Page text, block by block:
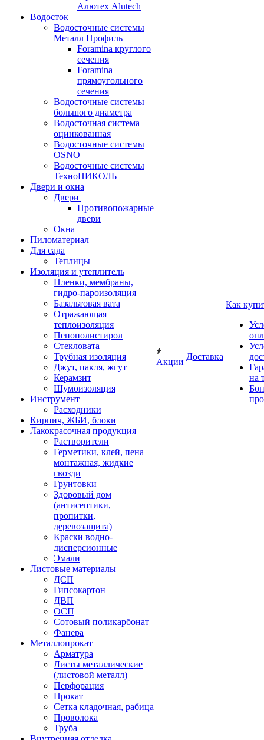
Алютех Alutech
Водосток
Водосточные системы
Металл Профиль
Foramina круглого
сечения
Foramina
прямоугольного
сечения
Водосточные системы
большого диаметра
Водосточная система
оцинкованная
Водосточные системы
OSNO
Водосточные системы
ТехноНИКОЛЬ
Двери и окна
Двери
Противопожарные
двери
Окна
Пиломатериал
Для сада
Теплицы
Изоляция и утеплитель
Пленки, мембраны,
гидро-пароизоляция
Базальтовая вата
Отражающая
теплоизоляция
Пенополистирол
Стекловата
Трубная изоляция
Джут, пакля, жгут
Керамзит
Шумоизоляция
Инструмент
Расходники
Кирпич, ЖБИ, блоки
Лакокрасочная продукция
Растворители
Герметики, клей, пена
монтажная, жидкие
гвозди
Грунтовки
Здоровый дом
(антисептики,
пропитки,
деревозащита)
Краски водно-
дисперсионные
Эмали
Листовые материалы
ДСП
Гипсокартон
ДВП
ОСП
Сотовый поликарбонат
Фанера
Металлопрокат
Арматура
Листы металлические
(листовой металл)
Перфорация
Прокат
Сетка кладочная, рабица
Проволока
Труба
Акции
Доставка
Как
на